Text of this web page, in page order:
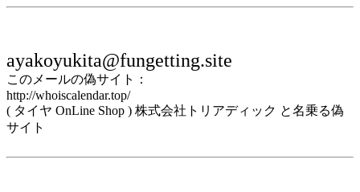
ayakoyukita@fungetting.site
このメールの偽サイト：
http://whoiscalendar.top/
( タイヤ OnLine Shop ) 株式会社トリアディック と名乗る偽
サイト